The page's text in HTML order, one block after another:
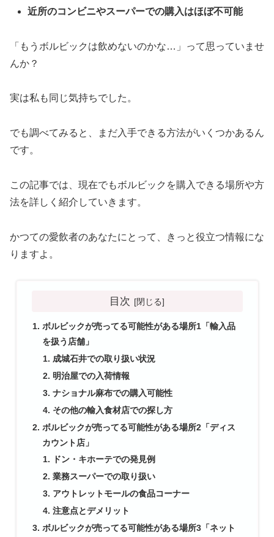
近所のコンビニやスーパーでの購入はほぼ不可能
「もうボルビックは飲めないのかな…」って思っていませ
んか？
実は私も同じ気持ちでした。
でも調べてみると、まだ入手できる方法がいくつかあるん
です。
この記事では、現在でもボルビックを購入できる場所や方
法を詳しく紹介していきます。
かつての愛飲者のあなたにとって、きっと役立つ情報にな
りますよ。
目次
ボルビックが売ってる可能性がある場所1「輸入品
を扱う店舗」
成城石井での取り扱い状況
明治屋での入荷情報
ナショナル麻布での購入可能性
その他の輸入食材店での探し方
ボルビックが売ってる可能性がある場所2「ディス
カウント店」
ドン・キホーテでの発見例
業務スーパーでの取り扱い
アウトレットモールの食品コーナー
注意点とデメリット
ボルビックが売ってる可能性がある場所3「ネット